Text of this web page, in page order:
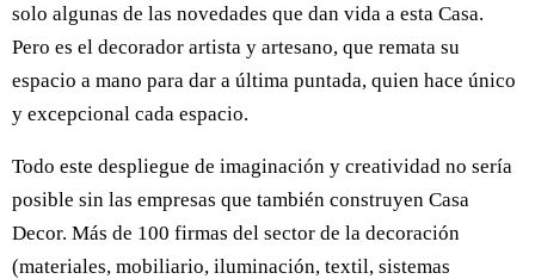
solo algunas de las novedades que dan vida a esta Casa.
Pero es el decorador artista y artesano, que remata su
espacio a mano para dar a última puntada, quien hace único
y excepcional cada espacio.
Todo este despliegue de imaginación y creatividad no sería
posible sin las empresas que también construyen Casa
Decor. Más de 100 firmas del sector de la decoración
(materiales, mobiliario, iluminación, textil, sistemas